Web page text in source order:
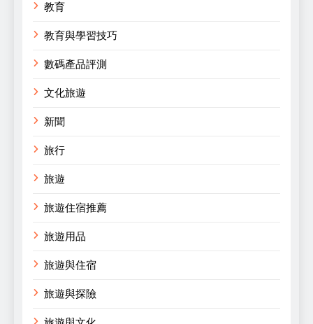
教育
教育與學習技巧
數碼產品評測
文化旅遊
新聞
旅行
旅遊
旅遊住宿推薦
旅遊用品
旅遊與住宿
旅遊與探險